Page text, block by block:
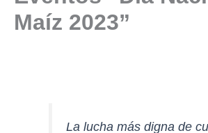
Maíz 2023”
La lucha más digna de